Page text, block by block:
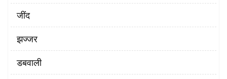
‌जींद
झज्जर
डबवाली